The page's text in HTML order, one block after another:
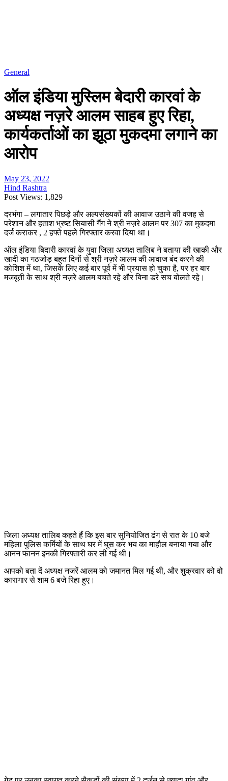
General
ऑल इंडिया मुस्लिम बेदारी कारवां के
अध्यक्ष नज़रे आलम साहब हुए रिहा,
कार्यकर्ताओं का झूठा मुकदमा लगाने का
आरोप
May 23, 2022
Hind Rashtra
Post Views: 1,829
दरभंगा – लगातार पिछड़े और अल्पसंख्यकों की आवाज उठाने की वजह से
परेशान और हताश भ्रष्ट सियासी गैंग ने श्री नज़रे आलम पर 307 का मुकदमा
दर्ज कराकर , 2 हफ्ते पहले गिरफ्तार करवा दिया था।
ऑल इंडिया बिदारी कारवां के युवा जिला अध्यक्ष तालिब ने बताया की खाकी और
खादी का गठजोड़ बहुत दिनों से श्री नज़रे आलम की आवाज बंद करने की
कोशिश में था, जिसके लिए कई बार पूर्व में भी प्रयास हो चुका है, पर हर बार
मजबूती के साथ श्री नज़रे आलम बचते रहे और बिना डरे सच बोलते रहे।
जिला अध्यक्ष तालिब कहते हैं कि इस बार सुनियोजित ढंग से रात के 10 बजे
महिला पुलिस कर्मियों के साथ घर में घुस कर भय का माहौल बनाया गया और
आनन फानन इनकी गिरफ्तारी कर ली गई थी।
आपको बता दें अध्यक्ष नजरें आलम को जमानत मिल गई थी, और शुक्रवार को वो
कारागार से शाम 6 बजे रिहा हुए।